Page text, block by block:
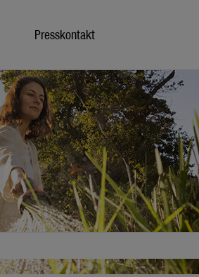
Presskontakt